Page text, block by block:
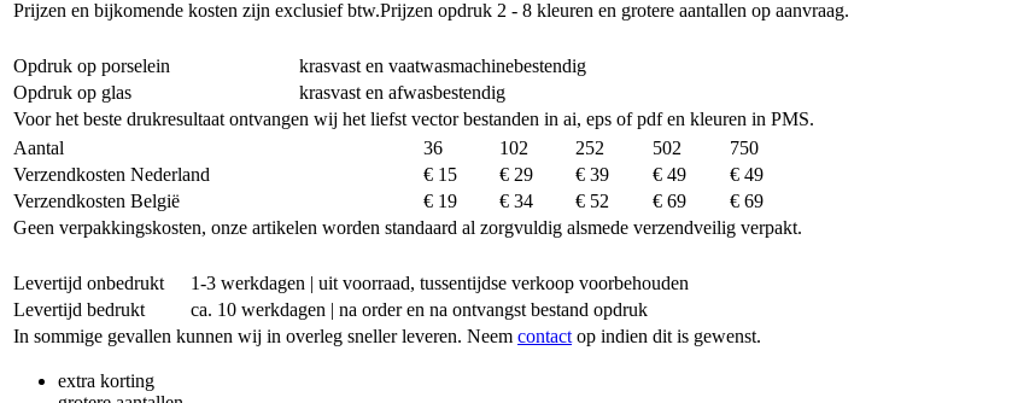
Prijzen en bijkomende kosten zijn exclusief btw.Prijzen opdruk 2 - 8 kleuren en grotere aantallen op aanvraag.
Opdruk op porselein
krasvast en vaatwasmachinebestendig
Opdruk op glas
krasvast en afwasbestendig
Voor het beste drukresultaat ontvangen wij het liefst vector bestanden in ai, eps of pdf en kleuren in PMS.
Aantal
36 102 252 502
750
Verzendkosten Nederland
€ 15 € 29 € 39 € 49
€ 49
Verzendkosten België
€ 19 € 34 € 52 € 69
€ 69
Geen verpakkingskosten, onze artikelen worden standaard al zorgvuldig alsmede verzendveilig verpakt.
Levertijd onbedrukt
1-3 werkdagen | uit voorraad, tussentijdse verkoop voorbehouden
Levertijd bedrukt
ca. 10 werkdagen | na order en na ontvangst bestand opdruk
In sommige gevallen kunnen wij in overleg sneller leveren. Neem contact op indien dit is gewenst.
extra korting